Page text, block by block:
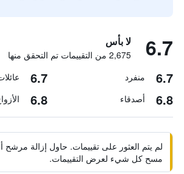
6.7 لا بأس
2,675 من التقييمات تم التحقق منها
6.7 منفرد 6.7
6.8 أصدقاء 6.8
لم يتم العثور على تقييمات. حاول إزالة مرشح
مسح كل شيء لعرض التقييمات.